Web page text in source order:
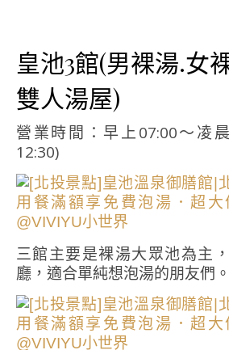
皇池3館(男裸湯.女
雙人湯屋)
營業時間：早上07:00～凌
12:30)
三館主要是裸湯大眾池為主
廳，適合單純想泡湯的朋友們。